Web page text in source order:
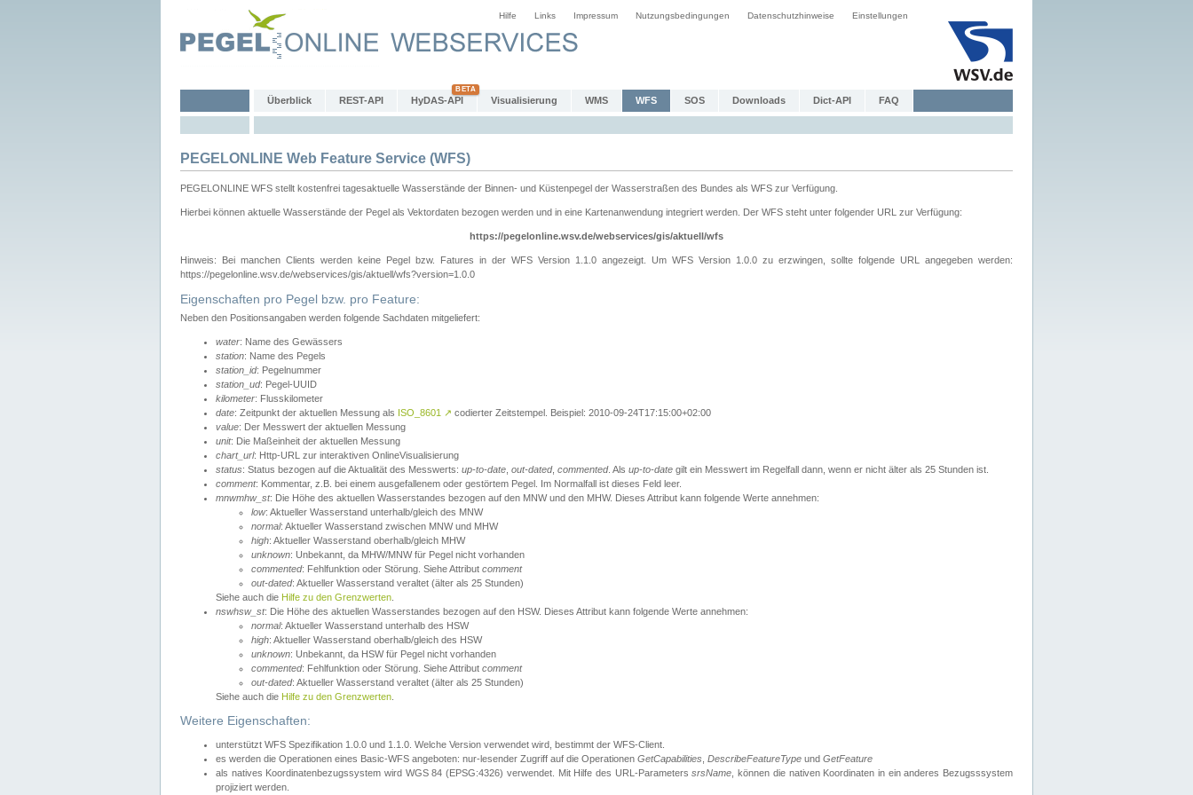
Hilfe Links Impressum Nutzungsbedingungen Datenschutzhinweise Einstellungen
Überblick REST-API HyDAS-API Visualisierung WMS WFS SOS Downloads Dict-API FAQ
PEGELONLINE Web Feature Service (WFS)
PEGELONLINE WFS stellt kostenfrei tagesaktuelle Wasserstände der Binnen- und Küstenpegel der Wasserstraßen des Bundes als WFS zur Verfügung.
Hierbei können aktuelle Wasserstände der Pegel als Vektordaten bezogen werden und in eine Kartenanwendung integriert werden. Der WFS steht unter folgender URL zur Verfügung:
https://pegelonline.wsv.de/webservices/gis/aktuell/wfs
Hinweis: Bei manchen Clients werden keine Pegel bzw. Fatures in der WFS Version 1.1.0 angezeigt. Um WFS Version 1.0.0 zu erzwingen, sollte folgende URL angegeben werden:
https://pegelonline.wsv.de/webservices/gis/aktuell/wfs?version=1.0.0
Eigenschaften pro Pegel bzw. pro Feature:
Neben den Positionsangaben werden folgende Sachdaten mitgeliefert:
water: Name des Gewässers
station: Name des Pegels
station_id: Pegelnummer
station_ud: Pegel-UUID
kilometer: Flusskilometer
date: Zeitpunkt der aktuellen Messung als ISO_8601 ↗ codierter Zeitstempel. Beispiel: 2010-09-24T17:15:00+02:00
value: Der Messwert der aktuellen Messung
unit: Die Maßeinheit der aktuellen Messung
chart_url: Http-URL zur interaktiven OnlineVisualisierung
status: Status bezogen auf die Aktualität des Messwerts: up-to-date out-dated, commented. Als up-to-date gilt ein Messwert im Regelfall dann, wenn er nicht älter als 25 Stunden ist.
comment: Kommentar, z.B. bei einem ausgefallenem oder gestörtem Pegel. Im Normalfall ist dieses Feld leer.
mnwmhw_st: Die Höhe des aktuellen Wasserstandes bezogen auf den MNW und den MHW. Dieses Attribut kann folgende Werte annehmen:
low: Aktueller Wasserstand unterhalb/gleich des MNW
normal: Aktueller Wasserstand zwischen MNW und MHW
high: Aktueller Wasserstand oberhalb/gleich MHW
unknown: Unbekannt, da MHW/MNW für Pegel nicht vorhanden
commented: Fehlfunktion oder Störung. Siehe Attribut comment
out-dated: Aktueller Wasserstand veraltet (älter als 25 Stunden)
Siehe auch die Hilfe zu den Grenzwerten
nswhsw_st: Die Höhe des aktuellen Wasserstandes bezogen auf den HSW. Dieses Attribut kann folgende Werte annehmen:
normal: Aktueller Wasserstand unterhalb des HSW
high: Aktueller Wasserstand oberhalb/gleich des HSW
unknown: Unbekannt, da HSW für Pegel nicht vorhanden
commented: Fehlfunktion oder Störung. Siehe Attribut comment
out-dated: Aktueller Wasserstand veraltet (älter als 25 Stunden)
Siehe auch die Hilfe zu den Grenzwerten
Weitere Eigenschaften:
unterstützt WFS Spezifikation 1.0.0 und 1.1.0. Welche Version verwendet wird, bestimmt der WFS-Client.
es werden die Operationen eines Basic-WFS angeboten: nur-lesender Zugriff auf die Operationen GetCapabilities DescribeFeatureType und GetFeature
als natives Koordinatenbezugssystem wird WGS 84 (EPSG:4326) verwendet. Mit Hilfe des URL-ParameterssrsName , können die nativen Koordinaten in ein anderes Bezugsssystem
projiziert werden.